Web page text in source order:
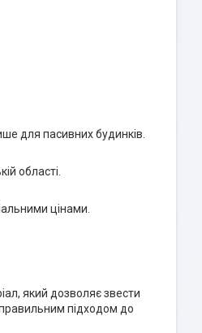
для пасивних будинків.
області.
цінами.
який дозволяє звести
правильним підходом до